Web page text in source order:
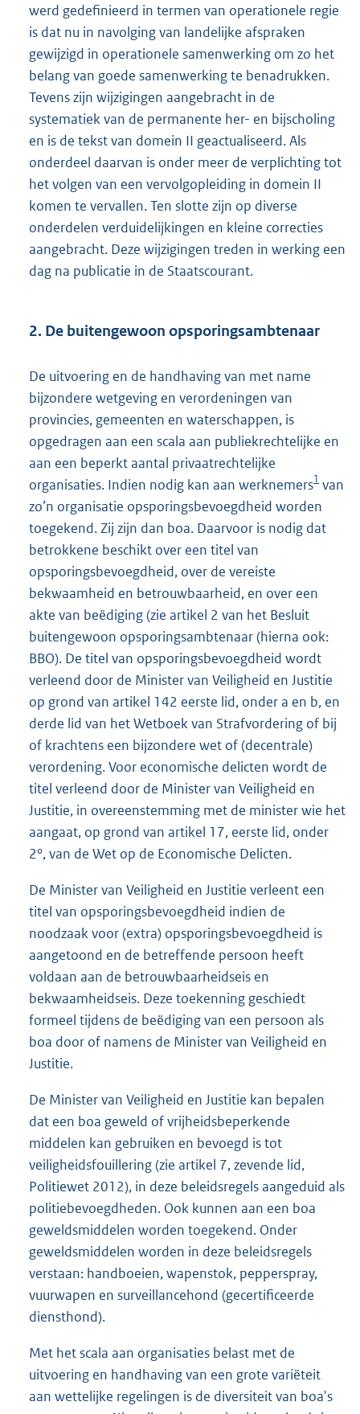
werd gedefinieerd in termen van operationele regie
is dat nu in navolging van landelijke afspraken
gewijzigd in operationele samenwerking om zo het
belang van goede samenwerking te benadrukken.
Tevens zijn wijzigingen aangebracht in de
systematiek van de permanente her- en bijscholing
en is de tekst van domein II geactualiseerd. Als
onderdeel daarvan is onder meer de verplichting tot
het volgen van een vervolgopleiding in domein II
komen te vervallen. Ten slotte zijn op diverse
onderdelen verduidelijkingen en kleine correcties
aangebracht. Deze wijzigingen treden in werking een
dag na publicatie in de Staatscourant.
2. De buitengewoon opsporingsambtenaar
De uitvoering en de handhaving van met name
bijzondere wetgeving en verordeningen van
provincies, gemeenten en waterschappen, is
opgedragen aan een scala aan publiekrechtelijke en
aan een beperkt aantal privaatrechtelijke
organisaties. Indien nodig kan aan werknemers1 van
zo’n organisatie opsporingsbevoegdheid worden
toegekend. Zij zijn dan boa. Daarvoor is nodig dat
betrokkene beschikt over een titel van
opsporingsbevoegdheid, over de vereiste
bekwaamheid en betrouwbaarheid, en over een
akte van beëdiging (zie artikel 2 van het Besluit
buitengewoon opsporingsambtenaar (hierna ook:
BBO). De titel van opsporingsbevoegdheid wordt
verleend door de Minister van Veiligheid en Justitie
op grond van artikel 142 eerste lid, onder a en b, en
derde lid van het Wetboek van Strafvordering of bij
of krachtens een bijzondere wet of (decentrale)
verordening. Voor economische delicten wordt de
titel verleend door de Minister van Veiligheid en
Justitie, in overeenstemming met de minister wie het
aangaat, op grond van artikel 17, eerste lid, onder
2°, van de Wet op de Economische Delicten.
De Minister van Veiligheid en Justitie verleent een
titel van opsporingsbevoegdheid indien de
noodzaak voor (extra) opsporingsbevoegdheid is
aangetoond en de betreffende persoon heeft
voldaan aan de betrouwbaarheidseis en
bekwaamheidseis. Deze toekenning geschiedt
formeel tijdens de beëdiging van een persoon als
boa door of namens de Minister van Veiligheid en
Justitie.
De Minister van Veiligheid en Justitie kan bepalen
dat een boa geweld of vrijheidsbeperkende
middelen kan gebruiken en bevoegd is tot
veiligheidsfouillering (zie artikel 7, zevende lid,
Politiewet 2012), in deze beleidsregels aangeduid als
politiebevoegdheden. Ook kunnen aan een boa
geweldsmiddelen worden toegekend. Onder
geweldsmiddelen worden in deze beleidsregels
verstaan: handboeien, wapenstok, pepperspray,
vuurwapen en surveillancehond (gecertificeerde
diensthond).
Met het scala aan organisaties belast met de
uitvoering en handhaving van een grote variëteit
aan wettelijke regelingen is de diversiteit van boa's